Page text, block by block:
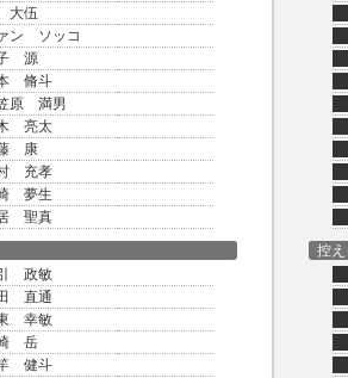
大伍
ン ソッコ
源
脩斗
原 満男
亮太
康
充孝
夢生
聖真
政敏
直通
幸敏
岳
健斗
控え